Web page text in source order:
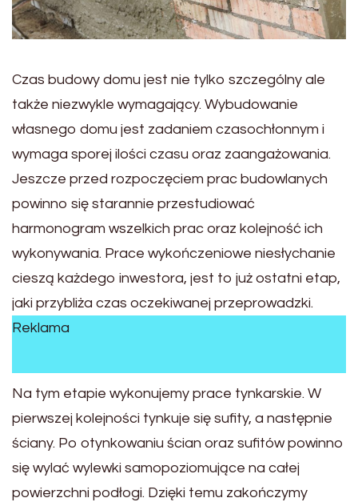
Czas budowy domu jest nie tylko szczególny ale
także niezwykle wymagający. Wybudowanie
własnego domu jest zadaniem czasochłonnym i
wymaga sporej ilości czasu oraz zaangażowania.
Jeszcze przed rozpoczęciem prac budowlanych
powinno się starannie przestudiować
harmonogram wszelkich prac oraz kolejność ich
wykonywania. Prace wykończeniowe niesłychanie
cieszą każdego inwestora, jest to już ostatni etap,
jaki przybliża czas oczekiwanej przeprowadzki.
Reklama
Na tym etapie wykonujemy prace tynkarskie. W
pierwszej kolejności tynkuje się sufity, a następnie
ściany. Po otynkowaniu ścian oraz sufitów powinno
się wylać wylewki samopoziomujące na całej
powierzchni podłogi. Dzięki temu zakończymy